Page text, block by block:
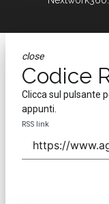
close
Codice
Clicca sul pulsante
appunti.
RSS link